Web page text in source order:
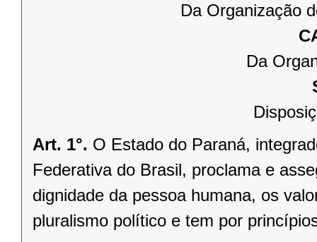
Da Organização
Da
Art. 1°. O Estado do Paraná,
Federativa do Brasil, proclama e
dignidade da pessoa humana, os
pluralismo político e tem por